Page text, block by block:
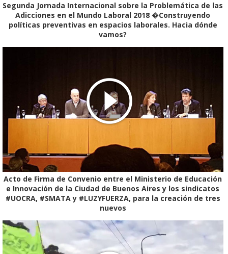
Segunda Jornada Internacional sobre la Problemática de las
Adicciones en el Mundo Laboral 2018 �Construyendo
políticas preventivas en espacios laborales. Hacia dónde
vamos?
Acto de Firma de Convenio entre el Ministerio de Educación
e Innovación de la Ciudad de Buenos Aires y los sindicatos
#UOCRA, #SMATA y #LUZYFUERZA, para la creación de tres
nuevos